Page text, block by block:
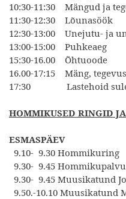
10:30-11:30 Mängud ja
11:30-12:30 Lõunasöök
12:30-13:00 Unejutu- ja
13:00-15:00 Puhkeaeg
15:30-16.00 Õhtuoode
16.00-17:15 Mäng,
17:30 Lastehoid
HOMMIKUSED RINGID
ESMASPÄEV
9.10- 9.30 Hommikuring
9.30- 9.45
9.30- 9.45 Muusikatund
9.50.-10.10 Muusikatund